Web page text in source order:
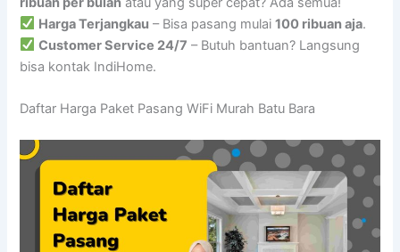
Harga Terjangkau – Bisa pasang mulai100 ribuan aja.
Customer Service 24/7 – Butuh bantuan? Langsung
bisa kontak IndiHome.
Daftar Harga Paket Pasang WiFi Murah Batu Bara